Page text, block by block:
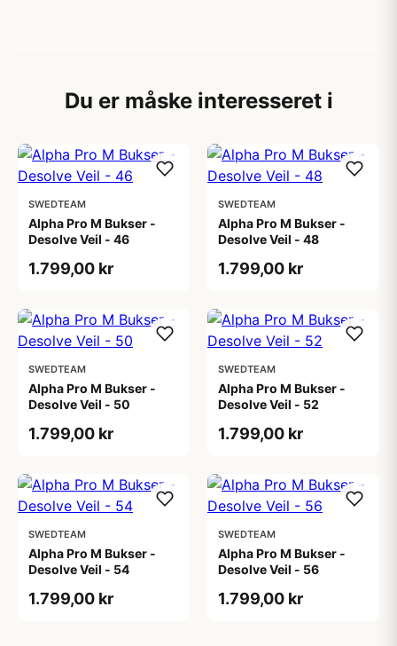
Du er måske interesseret i
SWEDTEAM
Alpha Pro M Bukser -
Desolve Veil - 46
1.799,00 kr
SWEDTEAM
Alpha Pro M Bukser -
Desolve Veil - 48
1.799,00 kr
SWEDTEAM
Alpha Pro M Bukser -
Desolve Veil - 50
1.799,00 kr
SWEDTEAM
Alpha Pro M Bukser -
Desolve Veil - 52
1.799,00 kr
SWEDTEAM
Alpha Pro M Bukser -
Desolve Veil - 54
1.799,00 kr
SWEDTEAM
Alpha Pro M Bukser -
Desolve Veil - 56
1.799,00 kr